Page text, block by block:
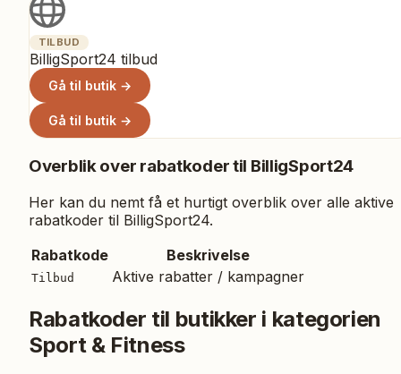
TILBUD
BilligSport24 tilbud
Gå til butik →
Gå til butik →
Overblik over rabatkoder til BilligSport24
Her kan du nemt få et hurtigt overblik over alle aktive
rabatkoder til BilligSport24.
Rabatkode
Beskrivelse
Tilbud Aktive rabatter / kampagner
Rabatkoder til butikker i kategorien
Sport & Fitness